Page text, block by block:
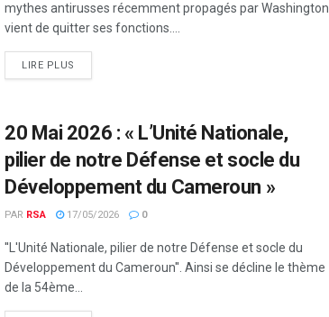
mythes antirusses récemment propagés par Washington
vient de quitter ses fonctions....
LIRE PLUS
20 Mai 2026 : « L’Unité Nationale,
pilier de notre Défense et socle du
Développement du Cameroun »
PAR RSA 17/05/2026 0
''L'Unité Nationale, pilier de notre Défense et socle du
Développement du Cameroun''. Ainsi se décline le thème
de la 54ème...